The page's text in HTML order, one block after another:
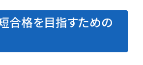
合格を目指すための